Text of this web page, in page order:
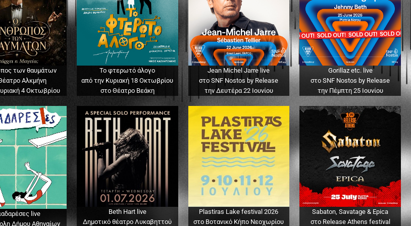
των θαυμάτων
Αλκμήνη
4 Οκτωβρίου
Το φτερωτό άλογο
από την Κυριακή 18 Οκτωβρίου
στο Θέατρο Βεάκη
Jean Michel Jarre live
στο SNF Nostos by Release
την Δευτέρα 22 Ιουνίου
Gorillaz etc. live
στο SNF Nostos by Release
την Πέμπτη 25 Ιουνίου
live
Δήμου Αθηναίων
Beth Hart live
Δημοτικό θέατρο Λυκαβηττού
Plastiras Lake festival 2026
στο Βοτανικό Κήπο Νεοχωρίου
Sabaton, Savatage & Epica
στο Release Athens festival